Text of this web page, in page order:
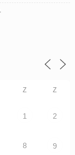
Z Z
1 2
8 9